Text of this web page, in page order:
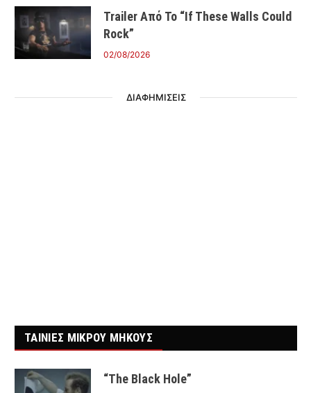
Trailer Από Το “If These Walls Could
Rock”
02/08/2026
ΔΙΑΦΗΜΙΣΕΙΣ
ΤΑΙΝΙΕΣ ΜΙΚΡΟΥ ΜΗΚΟΥΣ
“The Black Hole”